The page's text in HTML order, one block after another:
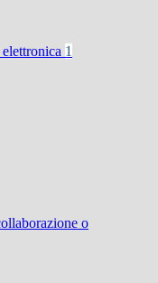
1
o